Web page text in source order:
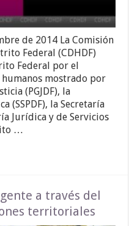
de 2014 La Comisión
Federal (CDHDF)
Federal por el
mostrado por
(PGJDF), la
(SSPDF), la Secretaría
Jurídica y de Servicios
…
a través del
territoriales